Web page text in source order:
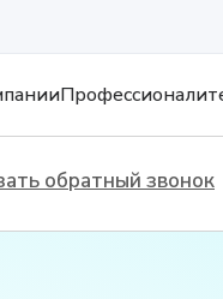
обратный звонок